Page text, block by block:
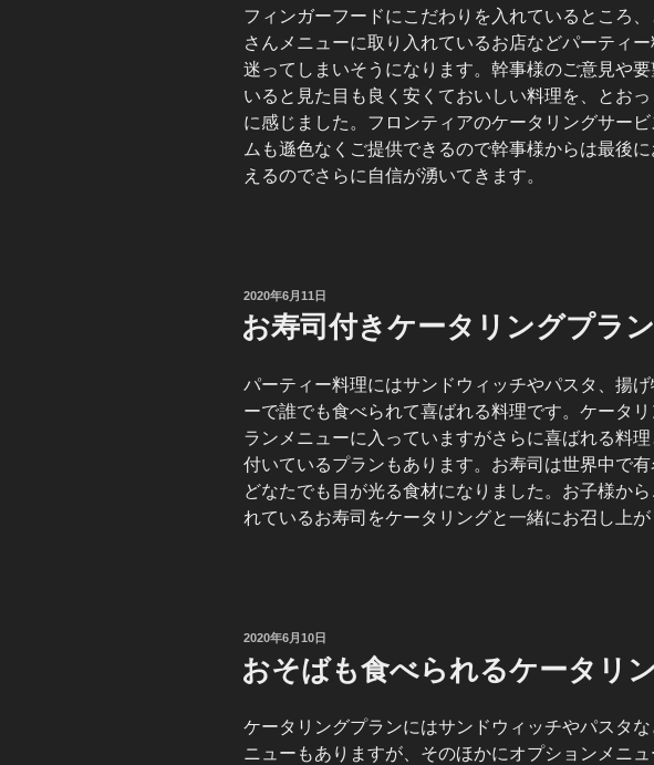
フィンガーフードにこだわりを入れているところ、
さんメニューに取り入れているお店などパーティ
迷ってしまいそうになります。幹事様のご意見や
いると見た目も良く安くておいしい料理を、とお
に感じました。フロンティアのケータリングサー
ムも遜色なくご提供できるので幹事様からは最後
えるのでさらに自信が湧いてきます。
投
稿
日:
2020年6月11日
お寿司付きケータリングプラン
パーティー料理にはサンドウィッチやパスタ、揚げ
ーで誰でも食べられて喜ばれる料理です。ケータ
ランメニューに入っていますがさらに喜ばれる料
付いているプランもあります。お寿司は世界中で
どなたでも目が光る食材になりました。お子様か
れているお寿司をケータリングと一緒にお召し上が
投
日:
2020年6月10日
おそばも食べられるケータリ
ケータリングプランにはサンドウィッチやパスタ
ニューもありますが、そのほかにオプションメニ